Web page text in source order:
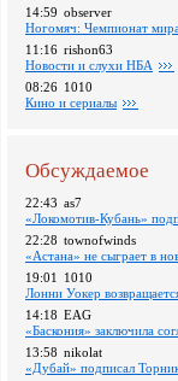
14:59 observer
Ногомяч: Чемпионат
11:16 rishon63
Новости и слухи НБА
08:26 1010
Кино и сериалы
Обсуждаемое
22:43 as7
«Локомотив-Кубань»
22:28 townofwinds
«Астана» не сыграет в
19:01
1010
Лонни Уокер
14:18 EAG
«Баскония» заключила
13:58 nikolat
«Дубай» подписал